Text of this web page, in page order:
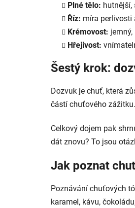
Plné tělo: hutnější,
Říz: míra perlivosti
Krémovost:
Hřejivost:
Šestý krok:
Dozvuk je chuť, která
částí chuťového zážitku.
Celkový dojem pak
dát znovu? To jsou
Jak poznat
Poznávání chuťových
karamel, kávu,